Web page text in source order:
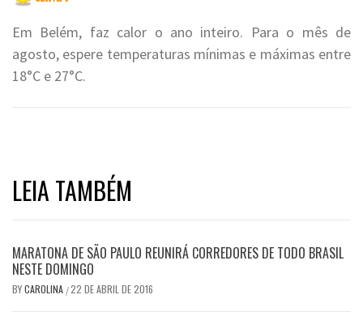
Em Belém, faz calor o ano inteiro. Para o mês de
agosto, espere temperaturas mínimas e máximas entre
18°C e 27°C.
LEIA TAMBÉM
MARATONA DE SÃO PAULO REUNIRÁ CORREDORES DE TODO BRASIL
NESTE DOMINGO
BYCAROLINA /22 DE ABRIL DE 2016